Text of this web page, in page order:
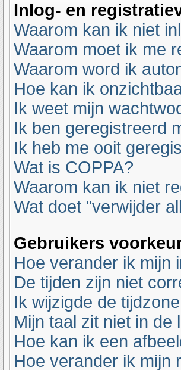
Inlog- en
Waarom kan ik niet
Waarom moet ik me
Waarom word ik
Hoe kan ik
Ik weet mijn
Ik ben geregistreerd
Ik heb me ooit
Wat is COPPA?
Waarom kan ik niet
Wat doet "verwijder
Gebruikers
Hoe verander ik mijn
De tijden zijn niet
Ik wijzigde de
Mijn taal zit niet in de
Hoe kan ik een
Hoe verander ik mijn